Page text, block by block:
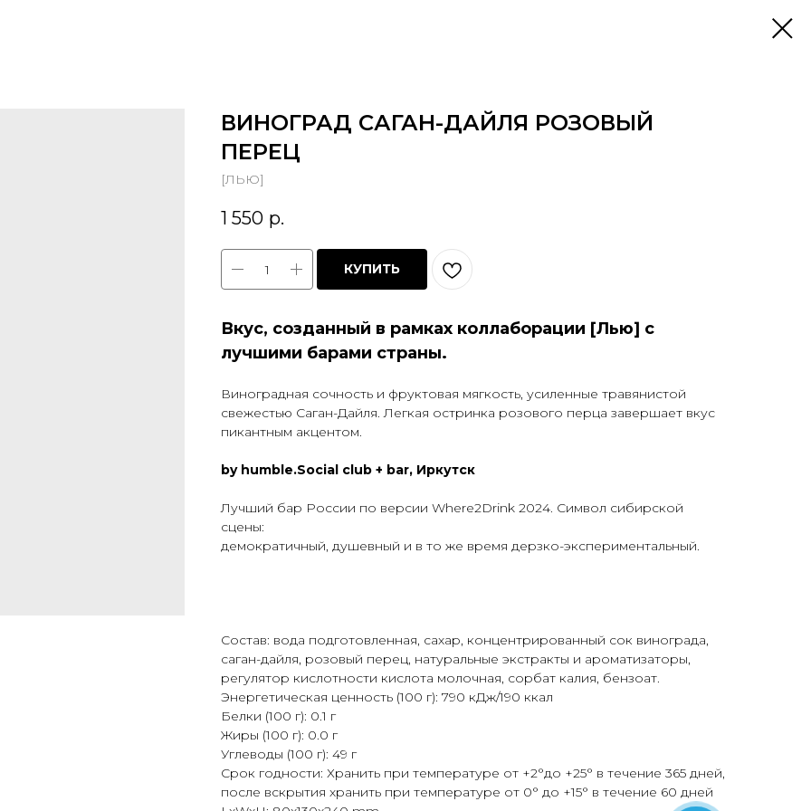
ВИНОГРАД САГАН-ДАЙЛЯ РОЗОВЫЙ
ПЕРЕЦ
[ЛЬЮ]
1 550 р.
КУПИТЬ
Вкус, созданный в рамках коллаборации [Лью] с
лучшими барами страны.
Виноградная сочность и фруктовая мягкость, усиленные травянистой
свежестью Саган-Дайля. Легкая остринка розового перца завершает вкус
пикантным акцентом.
by humble.Social club + bar, Иркутск
Лучший бар России по версии Where2Drink 2024. Символ сибирской
сцены:
демократичный, душевный и в то же время дерзко-экспериментальный.
Состав: вода подготовленная, сахар, концентрированный сок винограда,
саган-дайля, розовый перец, натуральные экстракты и ароматизаторы,
регулятор кислотности кислота молочная, сорбат калия, бензоат.
Энергетическая ценность (100 г): 790 кДж/190 ккал
Белки (100 г): 0.1 г
Жиры (100 г): 0.0 г
Углеводы (100 г): 49 г
Срок годности: Хранить при температуре от +2°до +25° в течение 365 дней,
после вскрытия хранить при температуре от 0° до +15° в течение 60 дней